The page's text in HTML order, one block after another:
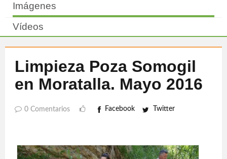
Imágenes
Vídeos
Limpieza Poza Somogil
en Moratalla. Mayo 2016
0 Comentarios Facebook Twitter